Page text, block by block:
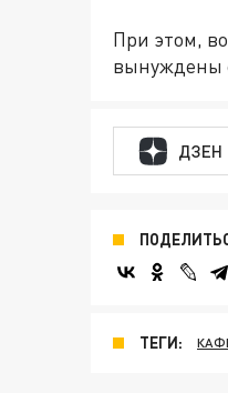
При этом,
вынуждены
ДЗЕН
ТЕГИ: